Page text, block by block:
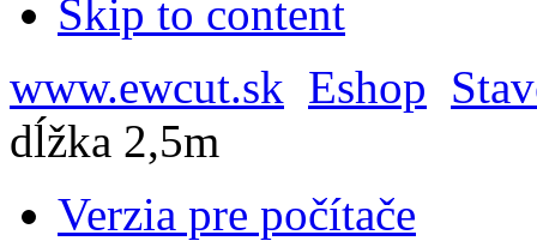
Skip to content
www.ewcut.sk Eshop
dĺžka 2,5m
Verzia pre počítače